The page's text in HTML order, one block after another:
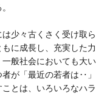
少々古くさく受け取ら
に成長し、充実した力
般社会においても大い
が「最近の若者は‥」
とは、いろいろなハラ